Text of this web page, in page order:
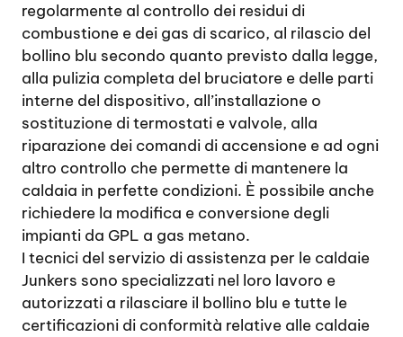
regolarmente al controllo dei residui di
combustione e dei gas di scarico, al rilascio del
bollino blu secondo quanto previsto dalla legge,
alla pulizia completa del bruciatore e delle parti
interne del dispositivo, all’installazione o
sostituzione di termostati e valvole, alla
riparazione dei comandi di accensione e ad ogni
altro controllo che permette di mantenere la
caldaia in perfette condizioni. È possibile anche
richiedere la modifica e conversione degli
impianti da GPL a gas metano.
I tecnici del servizio di assistenza per le caldaie
Junkers sono specializzati nel loro lavoro e
autorizzati a rilasciare il bollino blu e tutte le
certificazioni di conformità relative alle caldaie